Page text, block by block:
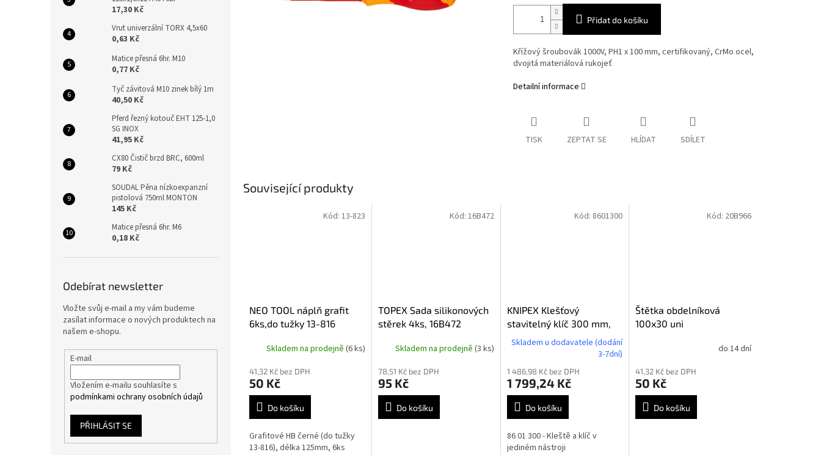
17,30 Kč
Vrut univerzální TORX 4,5x60
0,63 Kč
Matice přesná 6hr. M10
0,77 Kč
Tyč závitová M10 zinek bílý 1m
40,50 Kč
Pferd řezný kotouč EHT 125-1,0
SG INOX
41,95 Kč
CX80 Čistič brzd BRC, 600ml
79 Kč
SOUDAL Pěna nízkoexpanzní
pistolová 750ml MONTON
145 Kč
Matice přesná 6hr. M6
0,18 Kč
Odebírat newsletter
Vložte svůj e-mail a my vám budeme
zasílat informace o nových produktech na
našem e-shopu.
E-mail
Vložením e-mailu souhlasíte s
podmínkami ochrany osobních údajů
PŘIHLÁSIT SE
Přidat do košíku
Křížový šroubovák 1000V, PH1 x 100 mm, certifikovaný, CrMo ocel,
dvojitá materiálová rukojeť
Detailní informace
TISK ZEPTAT SE HLÍDAT SDÍLET
Související produkty
NEO TOOL náplň grafit
6ks,do tužky 13-816
Skladem na prodejně (6 ks)
41,32 Kč bez DPH
50 Kč
Do košíku
Grafitové HB černé (do tužky
13-816), délka 125mm, 6ks
Kód: 13-823
TOPEX Sada silikonových
stěrek 4ks, 16B472
Skladem na prodejně (3 ks)
78,51 Kč bez DPH
95 Kč
Do košíku
Kód: 16B472
KNIPEX Klešťový
stavitelný klíč 300 mm,
8601300
Skladem u dodavatele (dodání
3-7dní)
1 486,98 Kč bez DPH
1 799,24 Kč
Do košíku
86 01 300 - Kleště a klíč v
jediném nástroji
Kód: 8601300
Štětka obdelníková
100x30 uni
do 14 dní
41,32 Kč bez DPH
50 Kč
Do košíku
Kód: 20B966